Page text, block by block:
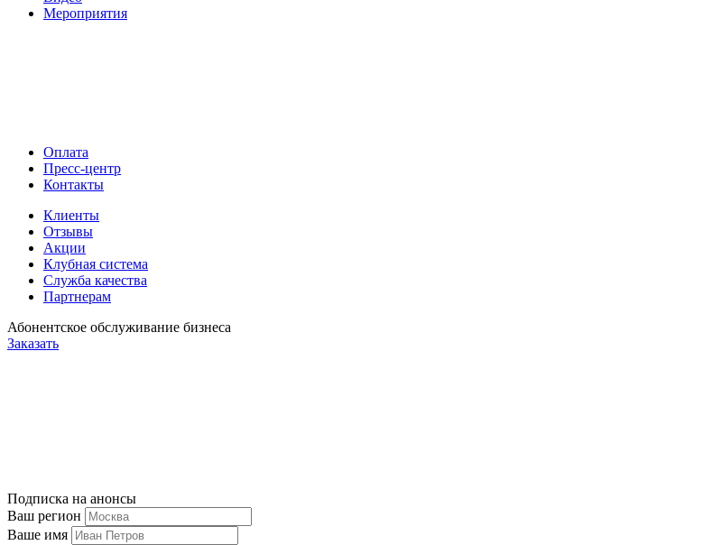
Мероприятия
Оплата
Пресс-центр
Контакты
Клиенты
Отзывы
Акции
Клубная система
Служба качества
Партнерам
Абонентское обслуживание бизнеса
Заказать
Подписка на анонсы
Ваш регион
Ваше имя